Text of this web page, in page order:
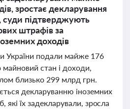
зростає декларування
суди підтверджують
штрафів за
доходів
України подали майже 176
майновий стан і доходи,
близько 299 млрд грн.
декларуванню іноземних
які їх задекларували, зросла